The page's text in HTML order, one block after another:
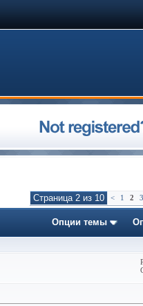
Страница 2 из 10 < 1 2 3
Опции темы